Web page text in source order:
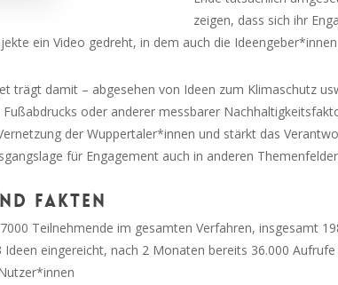
zeigen, dass sich ihr
ein Video gedreht, in dem auch die
trägt damit – abgesehen von Ideen zum Klimaschutz
Fußabdrucks oder anderer messbarer
der Wuppertaler*innen und stärkt das
für Engagement auch in anderen
Fakten
Teilnehmende im gesamten Verfahren, insgesamt
Ideen eingereicht, nach 2 Monaten bereits 36.000